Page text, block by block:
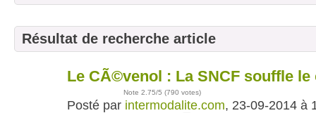
Résultat de recherche article
Le CÃ©venol : La SNCF souffle
Note 2.75/5 (790 votes)
Posté par intermodalite.com, 23-09-2014 à